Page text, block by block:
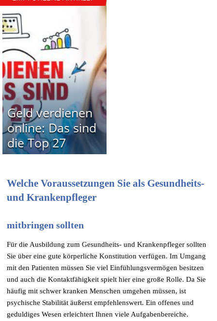
Geld verdienen
online: Das sind
die Top 27
Welche Voraussetzungen Sie als Gesundheits-
und Krankenpfleger
mitbringen sollten
Für die Ausbildung zum Gesundheits- und Krankenpfleger sollten
Sie über eine gute körperliche Konstitution verfügen. Im Umgang
mit den Patienten müssen Sie viel Einfühlungsvermögen besitzen
und auch die Kontaktfähigkeit spielt hier eine große Rolle. Da Sie
häufig mit schwer kranken Menschen umgehen müssen, ist
psychische Stabilität äußerst empfehlenswert. Ein offenes und
geduldiges Wesen erleichtert Ihnen viele Aufgabenbereiche.